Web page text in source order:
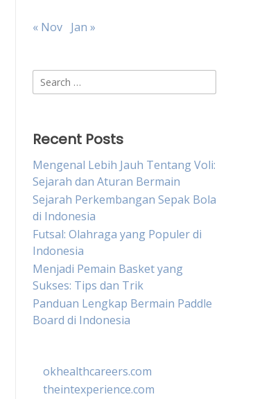
« Nov Jan »
Search
for:
Recent Posts
Mengenal Lebih Jauh Tentang Voli:
Sejarah dan Aturan Bermain
Sejarah Perkembangan Sepak Bola
di Indonesia
Futsal: Olahraga yang Populer di
Indonesia
Menjadi Pemain Basket yang
Sukses: Tips dan Trik
Panduan Lengkap Bermain Paddle
Board di Indonesia
okhealthcareers.com
theintexperience.com